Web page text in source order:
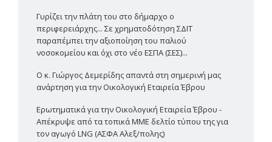
Γυρίζει την πλάτη του στο δήμαρχο ο
περιφερειάρχης... Σε χρηματοδότηση ΣΔΙΤ
παραπέμπει την αξιοποίηση του παλιού
νοσοκομείου και όχι στο νέο ΕΣΠΑ (ΣΕΣ)...
Ο κ. Γιώργος Δεμερίδης απαντά στη σημερινή μας
ανάρτηση για την Οικολογική Εταιρεία Έβρου
Ερωτηματικά για την Οικολογική Εταιρεία Έβρου -
Απέκρυψε από τα τοπικά ΜΜΕ δελτίο τύπου της για
τον αγωγό LNG (ΑΣΦΑ Αλεξ/πολης)